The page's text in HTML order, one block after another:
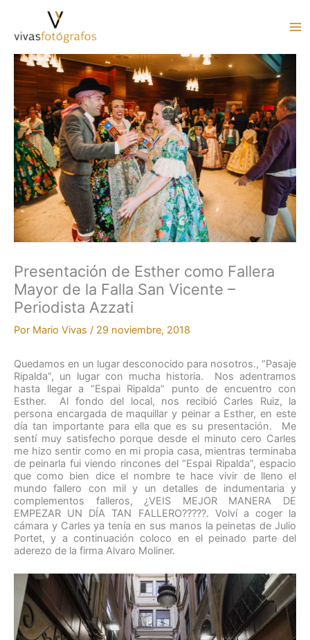
contenido
Presentación de Esther como Fallera
Mayor de la Falla San Vicente –
Periodista Azzati
Por Mario Vivas / 29 noviembre, 2018
Quedamos en un lugar desconocido para nosotros., “Pasaje
Ripalda”, un lugar con mucha historia. Nos adentramos
hasta llegar a “Espai Ripalda” punto de encuentro con
Esther. Al fondo del local, nos recibió Carles Ruiz, la
persona encargada de maquillar y peinar a Esther, en este
día tan importante para ella que es su presentación. Me
sentí muy satisfecho porque desde el minuto cero Carles
me hizo sentir como en mi propia casa, mientras terminaba
de peinarla fui viendo rincones del “Espai Ripalda”, espacio
que como bien dice el nombre te hace vivir de lleno el
mundo fallero con mil y un detalles de indumentaria y
complementos falleros, ¿VEIS MEJOR MANERA DE
EMPEZAR UN DÍA TAN FALLERO?????. Volví a coger la
cámara y Carles ya tenía en sus manos la peinetas de Julio
Portet, y a continuación coloco en el peinado parte del
aderezo de la firma Alvaro Moliner.